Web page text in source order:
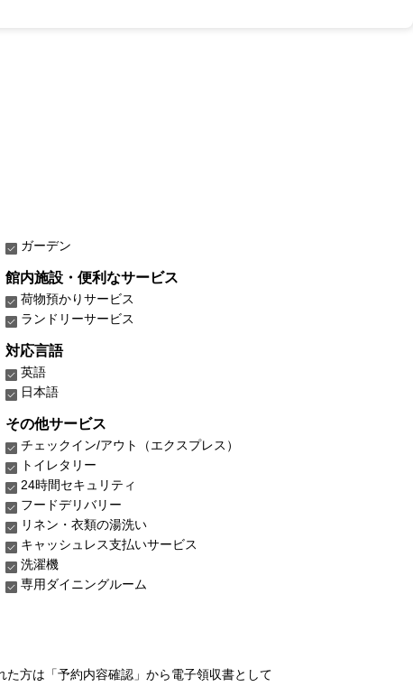
ガーデン
館内施設・便利なサービス
荷物預かりサービス
ランドリーサービス
対応言語
英語
日本語
その他サービス
チェックイン/アウト（エクスプレス）
トイレタリー
24時間セキュリティ
フードデリバリー
リネン・衣類の湯洗い
キャッシュレス支払いサービス
洗濯機
専用ダイニングルーム
方は「予約内容確認」から電子領収書として